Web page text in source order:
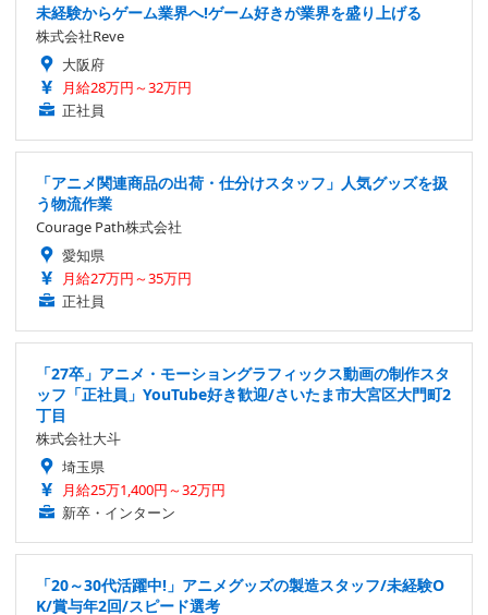
未経験からゲーム業界へ!ゲーム好きが業界を盛り上げる
株式会社Reve
大阪府
月給28万円～32万円
正社員
「アニメ関連商品の出荷・仕分けスタッフ」人気グッズを扱
う物流作業
Courage Path株式会社
愛知県
月給27万円～35万円
正社員
「27卒」アニメ・モーショングラフィックス動画の制作スタ
ッフ「正社員」YouTube好き歓迎/さいたま市大宮区大門町2
丁目
株式会社大斗
埼玉県
月給25万1,400円～32万円
新卒・インターン
「20～30代活躍中!」アニメグッズの製造スタッフ/未経験O
K/賞与年2回/スピード選考